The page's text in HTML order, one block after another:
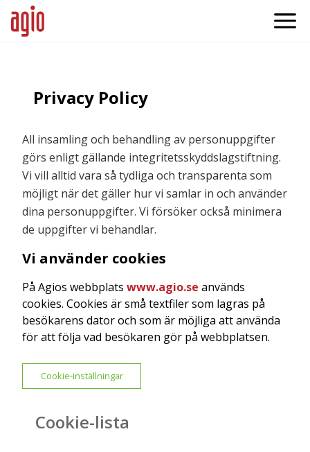
Privacy Policy
All insamling och behandling av personuppgifter
görs enligt gällande integritetsskyddslagstiftning.
Vi vill alltid vara så tydliga och transparenta som
möjligt när det gäller hur vi samlar in och använder
dina personuppgifter. Vi försöker också minimera
de uppgifter vi behandlar.
Vi använder cookies
På Agios webbplats www.agio.se används
cookies. Cookies är små textfiler som lagras på
besökarens dator och som är möjliga att använda
för att följa vad besökaren gör på webbplatsen.
Cookie-inställningar
Cookie-lista